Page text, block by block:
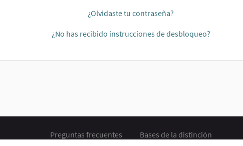
¿Olvidaste tu contraseña?
¿No has recibido instrucciones de desbloqueo?
Preguntas frecuentes
Bases de la distinción